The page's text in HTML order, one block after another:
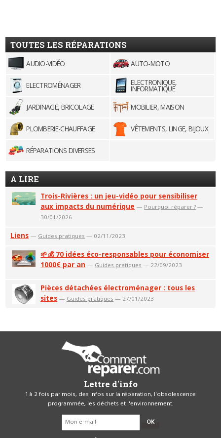
TOUTES LES RÉPARATIONS
AUDIO-VIDÉO AUTO-MOTO
ELECTROMÉNAGER ELECTRONIQUE,
INFORMATIQUE
JARDINAGE, BRICOLAGE
MOBILIER, MAISON
PLOMBERIE-CHAUFFAGE VÊTEMENTS, LINGE, BIJOUX
RÉPARATIONS DIVERSES
A LIRE
Trois-Rivières : un jeu-vidéo pour sensibiliser
aux impacts du numérique — Pourquoi réparer ? —
30/01/2026
Liens — Guides pratiques — 02/11/2023
🌱💰 70 idées éco-responsables pour économiser
1000€ par an — Guides pratiques — 22/09/2023
Pièces détachées électroménager : tous les
sites — Guides pratiques — 27/01/2023
Lettre d'info
1 à 2 fois par mois, des infos sur la réparation, l'obsolescence
programmée, les déchets et l'environnement.
OK